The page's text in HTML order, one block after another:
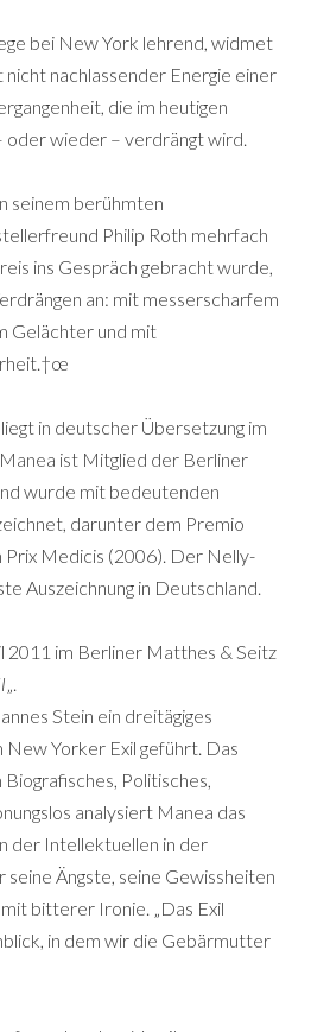
bei New York lehrend, widmet
nachlassender Energie einer
die im heutigen
oder wieder – verdrängt wird.
seinem berühmten
Philip Roth mehrfach
ins Gespräch gebracht wurde,
an: mit messerscharfem
Gelächter und mit
in deutscher Übersetzung im
ist Mitglied der Berliner
wurde mit bedeutenden
darunter dem Premio
Prix Medicis (2006). Der Nelly-
Auszeichnung in Deutschland.
2011 im Berliner Matthes & Seitz
„.
Stein ein dreitägiges
Yorker Exil geführt. Das
Politisches,
analysiert Manea das
der Intellektuellen in der
Ängste, seine Gewissheiten
bitterer Ironie. „Das Exil
in dem wir die Gebärmutter